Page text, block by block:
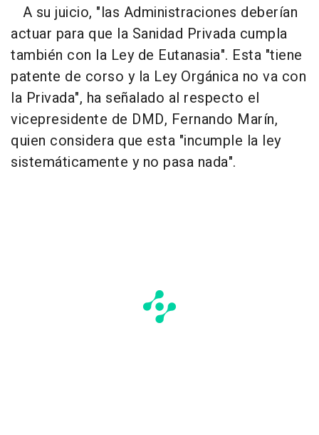
A su juicio, "las Administraciones deberían
actuar para que la Sanidad Privada cumpla
también con la Ley de Eutanasia". Esta "tiene
patente de corso y la Ley Orgánica no va con
la Privada", ha señalado al respecto el
vicepresidente de DMD, Fernando Marín,
quien considera que esta "incumple la ley
sistemáticamente y no pasa nada".